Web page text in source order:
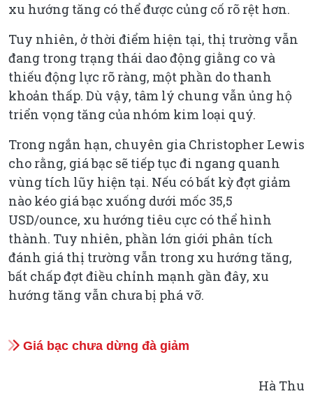
xu hướng tăng có thể được củng cố rõ rệt hơn.
Tuy nhiên, ở thời điểm hiện tại, thị trường vẫn
đang trong trạng thái dao động giằng co và
thiếu động lực rõ ràng, một phần do thanh
khoản thấp. Dù vậy, tâm lý chung vẫn ủng hộ
triển vọng tăng của nhóm kim loại quý.
Trong ngắn hạn, chuyên gia Christopher Lewis
cho rằng, giá bạc sẽ tiếp tục đi ngang quanh
vùng tích lũy hiện tại. Nếu có bất kỳ đợt giảm
nào kéo giá bạc xuống dưới mốc 35,5
USD/ounce, xu hướng tiêu cực có thể hình
thành. Tuy nhiên, phần lớn giới phân tích
đánh giá thị trường vẫn trong xu hướng tăng,
bất chấp đợt điều chỉnh mạnh gần đây, xu
hướng tăng vẫn chưa bị phá vỡ.
Giá bạc chưa dừng đà giảm
Hà Thu